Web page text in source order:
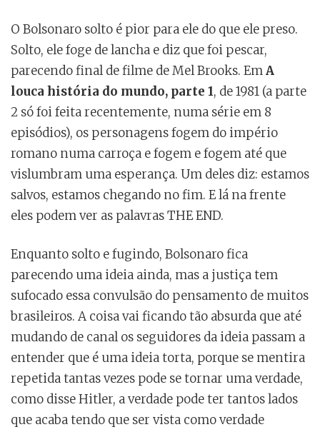
O Bolsonaro solto é pior para ele do que ele preso.
Solto, ele foge de lancha e diz que foi pescar,
parecendo final de filme de Mel Brooks. EmA
louca história do mundo, parte 1, de 1981 (a parte
2 só foi feita recentemente, numa série em 8
episódios), os personagens fogem do império
romano numa carroça e fogem e fogem até que
vislumbram uma esperança. Um deles diz: estamos
salvos, estamos chegando no fim. E lá na frente
eles podem ver as palavras THE END.
Enquanto solto e fugindo, Bolsonaro fica
parecendo uma ideia ainda, mas a justiça tem
sufocado essa convulsão do pensamento de muitos
brasileiros. A coisa vai ficando tão absurda que até
mudando de canal os seguidores da ideia passam a
entender que é uma ideia torta, porque se mentira
repetida tantas vezes pode se tornar uma verdade,
como disse Hitler, a verdade pode ter tantos lados
que acaba tendo que ser vista como verdade